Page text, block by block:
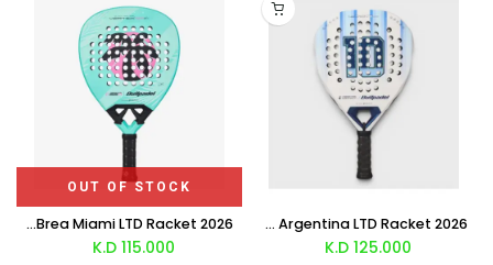
Bullpadel Neuron 02 Edge Fede Chingotto Argentina LTD Racket 2026
125.000
OUT OF STOCK
Bullpadel Vertex 05 W Delfi Brea Miami LTD Racket 2026
115.000